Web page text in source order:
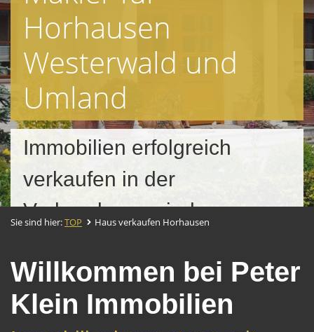
Horhausen
Westerwald und
Umland
Immobilien erfolgreich
verkaufen in der
Verbandsgemeinde
Sie sind hier:TOP Haus verkaufen Horhausen
Willkommen bei Peter
Klein Immobilien